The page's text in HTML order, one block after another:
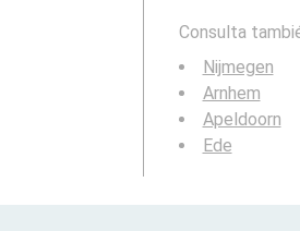
Consulta
Nijmegen
Arnhem
Apeldoorn
Ede